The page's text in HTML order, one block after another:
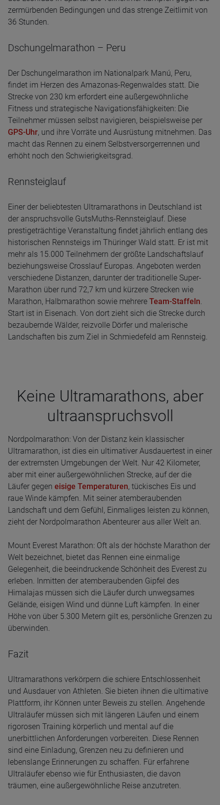
zermürbenden Bedingungen und das strenge Zeitlimit von
36 Stunden.
Dschungelmarathon – Peru
Der Dschungelmarathon im Nationalpark Manú, Peru,
findet im Herzen des Amazonas-Regenwaldes statt. Die
Strecke von 230 km erfordert eine außergewöhnliche
Fitness und strategische Navigationsfähigkeiten: Die
Teilnehmer müssen selbst navigieren, beispielsweise per
GPS-Uhr, und ihre Vorräte und Ausrüstung mitnehmen. Das
macht das Rennen zu einem Selbstversorgerrennen und
erhöht noch den Schwierigkeitsgrad.
Rennsteiglauf
Einer der beliebtesten Ultramarathons in Deutschland ist
der anspruchsvolle GutsMuths-Rennsteiglauf. Diese
prestigeträchtige Veranstaltung findet jährlich entlang des
historischen Rennsteigs im Thüringer Wald statt. Er ist mit
mehr als 15.000 Teilnehmern der größte Landschaftslauf
beziehungsweise Crosslauf Europas. Angeboten werden
verschiedene Distanzen, darunter der traditionelle Super-
Marathon über rund 72,7 km und kürzere Strecken wie
Marathon, Halbmarathon sowie mehrere Team-Staffeln.
Start ist in Eisenach. Von dort zieht sich die Strecke durch
bezaubernde Wälder, reizvolle Dörfer und malerische
Landschaften bis zum Ziel in Schmiedefeld am Rennsteig.
Keine Ultra­ma­ra­thons, aber
ultraan­spruchs­voll
Nordpolmarathon: Von der Distanz kein klassischer
Ultramarathon, ist dies ein ultimativer Ausdauertest in einer
der extremsten Umgebungen der Welt. Nur 42 Kilometer,
aber mit einer außergewöhnlichen Strecke, auf der die
Läufer gegen eisige Temperaturen, tückisches Eis und
raue Winde kämpfen. Mit seiner atemberaubenden
Landschaft und dem Gefühl, Einmaliges leisten zu können,
zieht der Nordpolmarathon Abenteurer aus aller Welt an.
Mount Everest Marathon: Oft als der höchste Marathon der
Welt bezeichnet, bietet das Rennen eine einmalige
Gelegenheit, die beeindruckende Schönheit des Everest zu
erleben. Inmitten der atemberaubenden Gipfel des
Himalajas müssen sich die Läufer durch unwegsames
Gelände, eisigen Wind und dünne Luft kämpfen. In einer
Höhe von über 5.300 Metern gilt es, persönliche Grenzen zu
überwinden.
Fazit
Ultramarathons verkörpern die schiere Entschlossenheit
und Ausdauer von Athleten. Sie bieten ihnen die ultimative
Plattform, ihr Können unter Beweis zu stellen. Angehende
Ultraläufer müssen sich mit längeren Läufen und einem
rigorosen Training körperlich und mental auf die
unerbittlichen Anforderungen vorbereiten. Diese Rennen
sind eine Einladung, Grenzen neu zu definieren und
lebenslange Erinnerungen zu schaffen. Für erfahrene
Ultraläufer ebenso wie für Enthusiasten, die davon
träumen, eine außergewöhnliche Reise anzutreten.